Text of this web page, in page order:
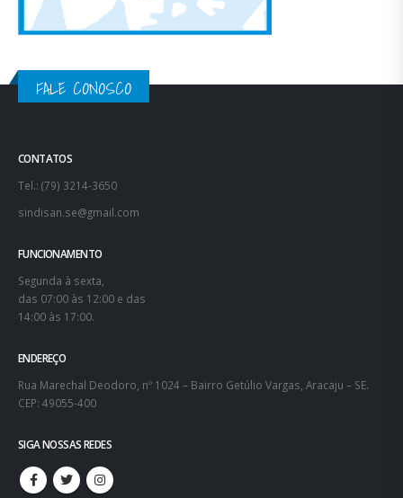
FALE CONOSCO
CONTATOS
Tel.: (79) 3214-3650
FUNCIONAMENTO